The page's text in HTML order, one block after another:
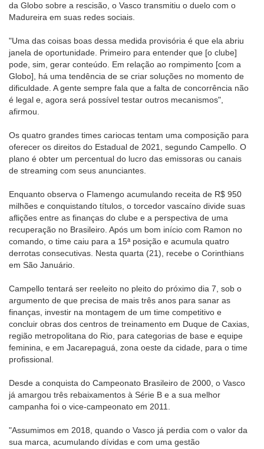
da Globo sobre a rescisão, o Vasco transmitiu o duelo com o
Madureira em suas redes sociais.
"Uma das coisas boas dessa medida provisória é que ela abriu
janela de oportunidade. Primeiro para entender que [o clube]
pode, sim, gerar conteúdo. Em relação ao rompimento [com a
Globo], há uma tendência de se criar soluções no momento de
dificuldade. A gente sempre fala que a falta de concorrência não
é legal e, agora será possível testar outros mecanismos",
afirmou.
Os quatro grandes times cariocas tentam uma composição para
oferecer os direitos do Estadual de 2021, segundo Campello. O
plano é obter um percentual do lucro das emissoras ou canais
de streaming com seus anunciantes.
Enquanto observa o Flamengo acumulando receita de R$ 950
milhões e conquistando títulos, o torcedor vascaíno divide suas
aflições entre as finanças do clube e a perspectiva de uma
recuperação no Brasileiro. Após um bom início com Ramon no
comando, o time caiu para a 15ª posição e acumula quatro
derrotas consecutivas. Nesta quarta (21), recebe o Corinthians
em São Januário.
Campello tentará ser reeleito no pleito do próximo dia 7, sob o
argumento de que precisa de mais três anos para sanar as
finanças, investir na montagem de um time competitivo e
concluir obras dos centros de treinamento em Duque de Caxias,
região metropolitana do Rio, para categorias de base e equipe
feminina, e em Jacarepaguá, zona oeste da cidade, para o time
profissional.
Desde a conquista do Campeonato Brasileiro de 2000, o Vasco
já amargou três rebaixamentos à Série B e a sua melhor
campanha foi o vice-campeonato em 2011.
"Assumimos em 2018, quando o Vasco já perdia com o valor da
sua marca, acumulando dívidas e com uma gestão